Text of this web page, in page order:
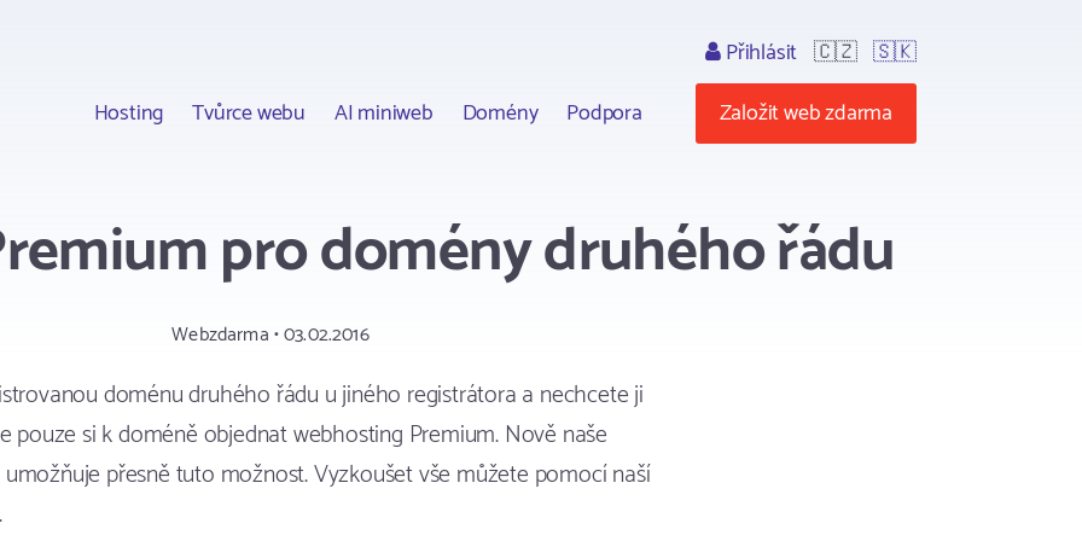
Hosting Tvůrce webu AI miniweb Domény Podpora
Přihlásit 🇨🇿 🇸🇰
Založit web zdarma
pro domény druhého řádu
Webzdarma • 03.02.2016
doménu druhého řádu u jiného registrátora a nechcete ji
pouze si k doméně objednat webhosting Premium. Nově naše
přesně tuto možnost. Vyzkoušet vše můžete pomocí naší
.